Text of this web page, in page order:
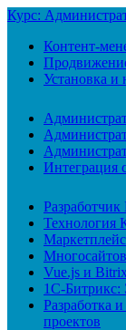
Курс:
Контент-
Установка и
Интеграция
Технология
Vue.js и
1С-Битрикс:
Разработка
проектов